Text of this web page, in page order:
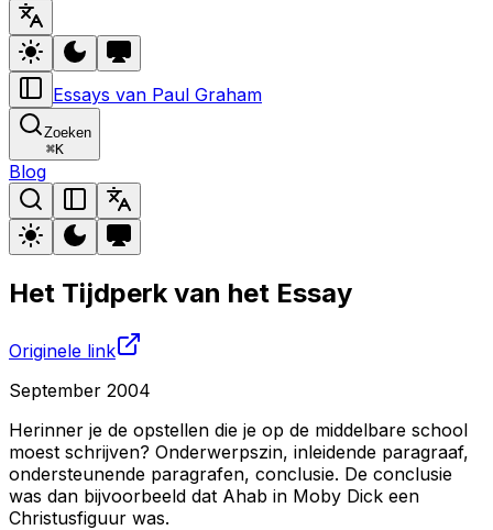
Essays van Paul Graham
Zoeken
⌘K
Blog
Het Tijdperk van het Essay
Originele link
September 2004
Herinner je de opstellen die je op de middelbare school
moest schrijven? Onderwerpszin, inleidende paragraaf,
ondersteunende paragrafen, conclusie. De conclusie
was dan bijvoorbeeld dat Ahab in Moby Dick een
Christusfiguur was.